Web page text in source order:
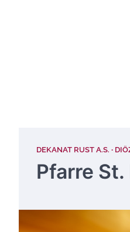
DEKANAT RUST A.S.
Pfarre